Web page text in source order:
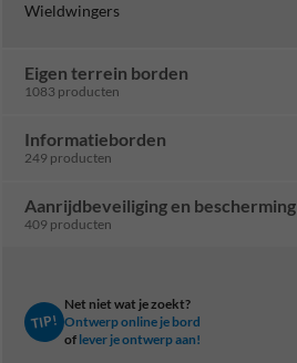
Wieldwingers
Eigen terrein borden
1083 producten
Informatieborden
249 producten
Aanrijdbeveiliging en bescherming
409 producten
TIP!
Net niet wat je zoekt?
Ontwerp online je bord
of lever je ontwerp aan!